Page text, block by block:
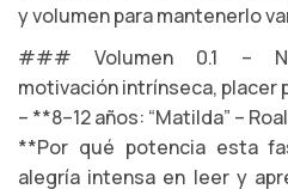
y volumen para mantenerlo
### Volumen 0.1 –
motivación intrínseca, placer
– **8–12 años: “Matilda” –
**Por qué potencia esta
alegría intensa en leer y